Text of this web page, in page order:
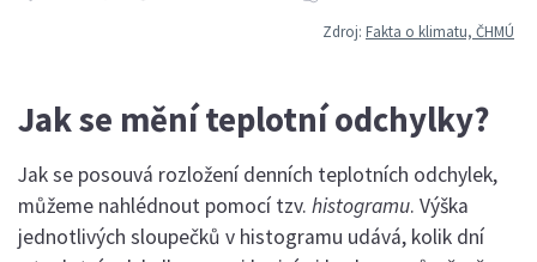
Zdroj: Fakta o klimatu, ČHMÚ
Jak se mění teplotní odchylky?
Jak se posouvá rozložení denních teplotních odchylek,
můžeme nahlédnout pomocí tzv. histogramu. Výška
jednotlivých sloupečků v histogramu udává, kolik dní